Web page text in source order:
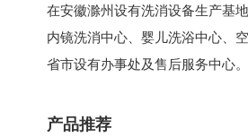
在安徽滁州设有洗消设备生产基
内镜洗消中心、婴儿洗浴中心、
省市设有办事处及售后服务中心。
产品推荐